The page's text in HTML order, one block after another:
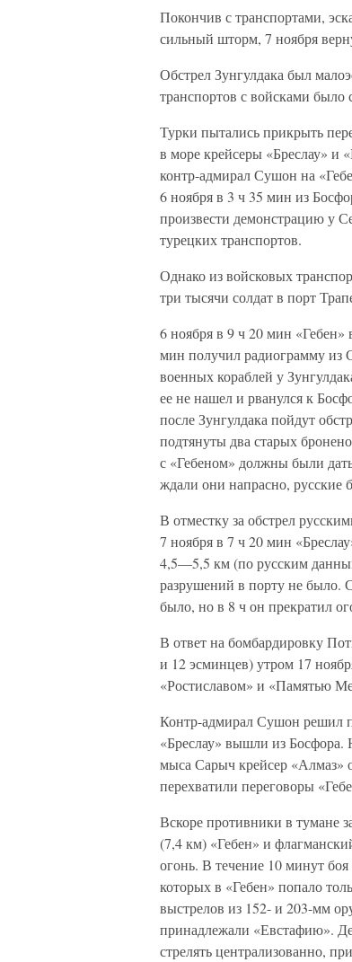
Покончив с транспортами,
сильный шторм, 7 ноября
Обстрел Зунгулдака был
транспортов с войсками было
Турки пытались прикрыть
в море крейсеры «Бреслау» и
контр-адмирал Сушон на
6 ноября в 3 ч 35 мин из
произвести демонстрацию у
турецких транспортов.
Однако из войсковых
три тысячи солдат в порт
6 ноября в 9 ч 20 мин
мин получил радиограмму из
военных кораблей у
ее не нашел и рванулся к
после Зунгулдака пойдут
подтянуты два старых
с «Гебеном» должны были
ждали они напрасно, русские
В отместку за обстрел
7 ноября в 7 ч 20 мин
4,5—5,5 км (по русским
разрушений в порту не было.
было, но в 8 ч он прекратил
В ответ на бомбардировку
и 12 эсминцев) утром 17
«Ростиславом» и «Памятью
Контр-адмирал Сушон решил
«Бреслау» вышли из
мыса Сарыч крейсер «Алмаз»
перехватили переговоры
Вскоре противники в тумане
(7,4 км) «Гебен» и
огонь. В течение 10 минут
которых в «Гебен» попало
выстрелов из 152- и 203-мм
принадлежали «Евстафию».
стрелять централизованно,